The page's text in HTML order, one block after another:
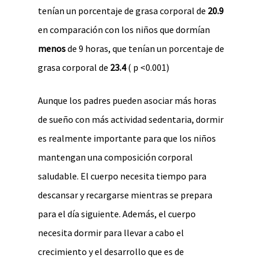
tenían un porcentaje de grasa corporal de 20.9
en comparación con los niños que dormían
menosde 9 horas, que tenían un porcentaje de
grasa corporal de 23.4( p <0.001)
Aunque los padres pueden asociar más horas
de sueño con más actividad sedentaria, dormir
es realmente importante para que los niños
mantengan una composición corporal
saludable. El cuerpo necesita tiempo para
descansar y recargarse mientras se prepara
para el día siguiente. Además, el cuerpo
necesita dormir para llevar a cabo el
crecimiento y el desarrollo que es de